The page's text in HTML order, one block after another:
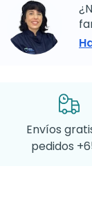
Envíos
pedidos